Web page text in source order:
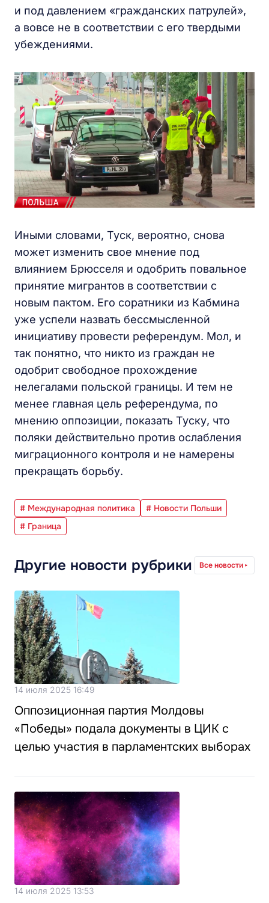
и под давлением «гражданских патрулей»,
а вовсе не в соответствии с его твердыми
убеждениями.
Иными словами, Туск, вероятно, снова
может изменить свое мнение под
влиянием Брюсселя и одобрить повальное
принятие мигрантов в соответствии с
новым пактом. Его соратники из Кабмина
уже успели назвать бессмысленной
инициативу провести референдум. Мол, и
так понятно, что никто из граждан не
одобрит свободное прохождение
нелегалами польской границы. И тем не
менее главная цель референдума, по
мнению оппозиции, показать Туску, что
поляки действительно против ослабления
миграционного контроля и не намерены
прекращать борьбу.
# Международная политика
# Новости Польши
# Граница
Другие новости рубрики Все новости
14 июля 2025 16:49
Оппозиционная партия Молдовы
«Победы» подала документы в ЦИК с
целью участия в парламентских выборах
14 июля 2025 13:53